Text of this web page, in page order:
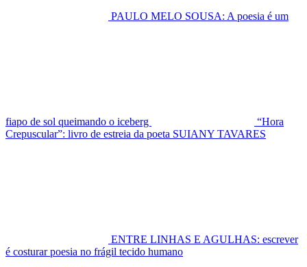
PAULO MELO SOUSA: A poesia é um
fiapo de sol queimando o iceberg
“Hora
Crepuscular”: livro de estreia da poeta SUIANY TAVARES
ENTRE LINHAS E AGULHAS: escrever
é costurar poesia no frágil tecido humano